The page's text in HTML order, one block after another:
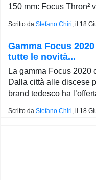
150 mm: Focus Thron²
Scritto da Stefano Chiri, il 18
Gamma Focus
tutte le novità...
La gamma Focus 2020
Dalla città alle discese
brand tedesco ha
Scritto da Stefano Chiri, il 18